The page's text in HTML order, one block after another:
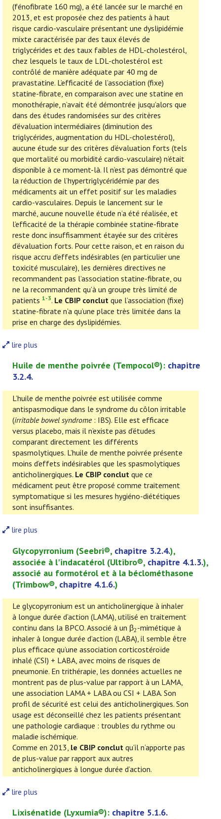
(fénofibrate 160 mg), a été lancée sur le marché en
2013, et est proposée chez des patients à haut
risque cardio-vasculaire présentant une dyslipidémie
mixte caractérisée par des taux élevés de
triglycérides et des taux faibles de HDL-cholestérol,
chez lesquels le taux de LDL-cholestérol est
contrôlé de manière adéquate par 40 mg de
pravastatine. L’efficacité de l’association (fixe)
statine-fibrate, en comparaison avec une statine en
monothérapie, n’avait été démontrée jusqu’alors que
dans des études randomisées sur des critères
d’évaluation intermédiaires (diminution des
triglycérides, augmentation du HDL-cholestérol),
aucune étude sur des critères d’évaluation forts (tels
que mortalité ou morbidité cardio-vasculaire) n’était
disponible à ce moment-là. Il n’est pas démontré que
la réduction de l’hypertriglycéridémie par des
médicaments ait un effet positif sur les maladies
cardio-vasculaires. Depuis le lancement sur le
marché, aucune nouvelle étude n’a été réalisée, et
l’efficacité de la thérapie combinée statine-fibrate
reste donc insuffisamment étayée sur des critères
d’évaluation forts. Pour cette raison, et en raison du
risque accru d’effets indésirables (en particulier une
toxicité musculaire), les dernières directives ne
recommandent pas l’association statine-fibrate, ou
ne la recommandent qu’à un groupe très limité de
patients 1-3. Le CBIP conclut que l’association (fixe)
statine-fibrate n’a qu’une place très limitée dans la
prise en charge des dyslipidémies.
lire plus
Huile de menthe poivrée (Tempocol®): chapitre
3.2.4.
L’huile de menthe poivrée est utilisée comme
antispasmodique dans le syndrome du côlon irritable
(irritable bowel syndrome: IBS). Elle est efficace
versus placebo, mais il n’existe pas d’études
comparant directement les différents
spasmolytiques. L’huile de menthe poivrée présente
moins d’effets indésirables que les spasmolytiques
anticholinergiques. Le CBIP conclut que ce
médicament peut être proposé comme traitement
symptomatique si les mesures hygiéno-diététiques
sont insuffisantes.
lire plus
Glycopyrronium (Seebri®, chapitre 3.2.4.),
associée à l'indacatérol (Ultibro®, chapitre 4.1.3.),
associé au formotérol et à la béclométhasone
(Trimbow®, chapitre 4.1.6.)
Le glycopyrronium est un anticholinergique à inhaler
à longue durée d’action (LAMA), utilisé en traitement
continu dans la BPCO. Associé à un β2-mimétique à
inhaler à longue durée d’action (LABA), il semble être
plus efficace qu’une association corticostéroïde
inhalé (CSI) + LABA, avec moins de risques de
pneumonie. En trithérapie, les données actuelles ne
montrent pas de plus-value par rapport à un LAMA,
une association LAMA + LABA ou CSI + LABA. Son
profil de sécurité est celui des anticholinergiques. Son
usage est déconseillé chez les patients présentant
une pathologie cardiaque : troubles du rythme ou
maladie ischémique.
Comme en 2013, le CBIP conclut qu’il n’apporte pas
de plus-value par rapport aux autres
anticholinergiques à longue durée d’action.
lire plus
Lixisénatide (Lyxumia®): chapitre 5.1.6.